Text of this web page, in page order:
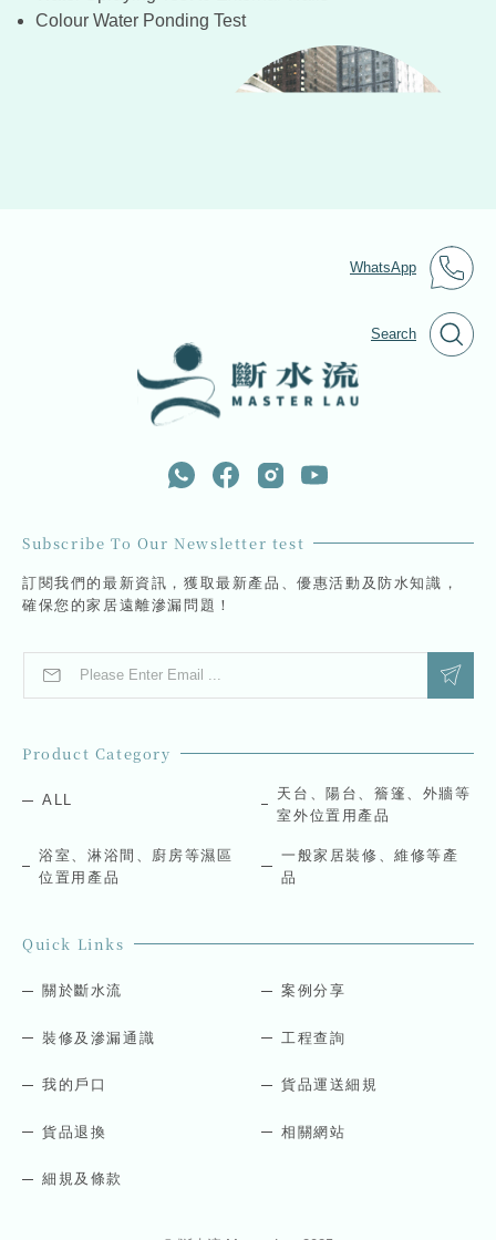
WhatsApp
Search
Colour Water Ponding Test
Subscribe To Our Newsletter test
訂閱我們的最新資訊，獲取最新產品、優惠活動及防水知識，
確保您的家居遠離滲漏問題！
m
i
l
a
lProduct Category
ALL
天台、陽台、簷篷、外牆等
室外位置用產品
浴室、淋浴間、廚房等濕區
位置用產品
一般家居裝修、維修等產
品
Quick Links
關於斷水流 案例分享
裝修及滲漏通識 工程查詢
我的戶口 貨品運送細規
貨品退換 相關網站
細規及條款